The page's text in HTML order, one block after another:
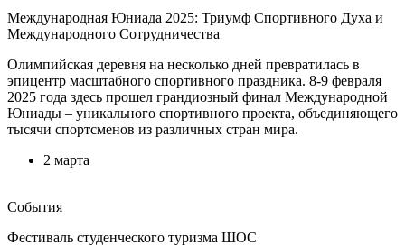
Международная Юниада 2025: Триумф Спортивного Духа и
Международного Сотрудничества
Олимпийская деревня на несколько дней превратилась в
эпицентр масштабного спортивного праздника. 8-9 февраля
2025 года здесь прошел грандиозный финал Международной
Юниады – уникального спортивного проекта, объединяющего
тысячи спортсменов из различных стран мира.
2 марта
События
Фестиваль студенческого туризма ШОС